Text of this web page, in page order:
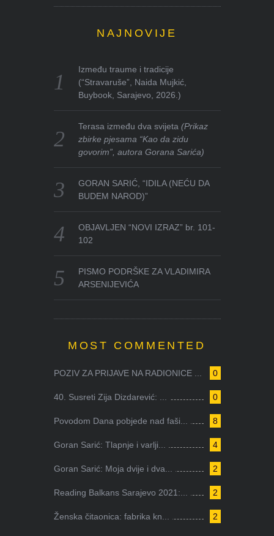
NAJNOVIJE
Između traume i tradicije
(“Stravaruše”, Naida Mujkić,
Buybook, Sarajevo, 2026.)
Terasa između dva svijeta(Prikaz
zbirke pjesama “Kao da zidu
govorim”, autora Gorana Sarića)
GORAN SARIĆ, “IDILA (NEĆU DA
BUDEM NAROD)”
OBJAVLJEN “NOVI IZRAZ” br. 101-
102
PISMO PODRŠKE ZA VLADIMIRA
ARSENIJEVIĆA
MOST COMMENTED
0
POZIV ZA PRIJAVE NA RADIONICE ...
0
40. Susreti Zija Dizdarević: ...
8
Povodom Dana pobjede nad faši...
4
Goran Sarić: Tlapnje i varlji...
2
Goran Sarić: Moja dvije i dva...
2
Reading Balkans Sarajevo 2021:...
2
Ženska čitaonica: fabrika kn...